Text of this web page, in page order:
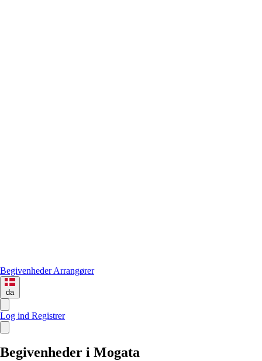
BegivenhederArrangører
da
Log ind Registrer
Begivenheder i Mogata